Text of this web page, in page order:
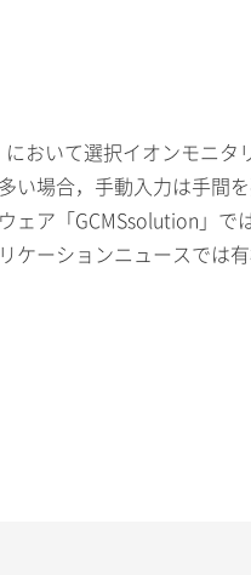
おいて選択イオンモニ
い場合，手動入力は手間
ェア「GCMSsolution」
ケーションニュースでは